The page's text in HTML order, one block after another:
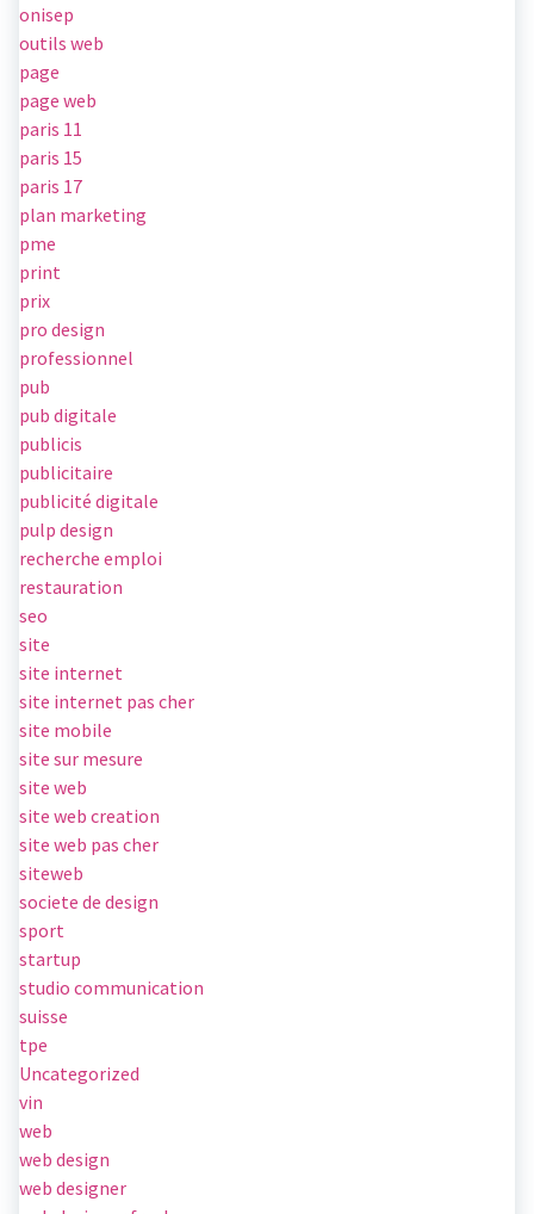
onisep
outils web
page
page web
paris 11
paris 15
paris 17
plan marketing
pme
print
prix
pro design
professionnel
pub
pub digitale
publicis
publicitaire
publicité digitale
pulp design
recherche emploi
restauration
seo
site
site internet
site internet pas cher
site mobile
site sur mesure
site web
site web creation
site web pas cher
siteweb
societe de design
sport
startup
studio communication
suisse
tpe
Uncategorized
vin
web
web design
web designer